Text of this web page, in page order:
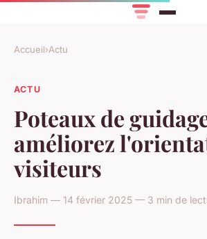
Accueil›Actu
ACTU
Poteaux de
améliorez
visiteurs
Ibrahim — 14 février 2025 — 3 min de